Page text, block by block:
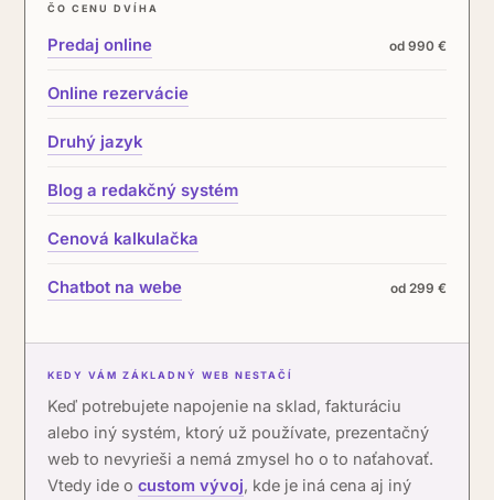
ČO CENU DVÍHA
Predaj online od 990 €
Online rezervácie
Druhý jazyk
Blog a redakčný systém
Cenová kalkulačka
Chatbot na webe od 299 €
KEDY VÁM ZÁKLADNÝ WEB NESTAČÍ
Keď potrebujete napojenie na sklad, fakturáciu
alebo iný systém, ktorý už používate, prezentačný
web to nevyrieši a nemá zmysel ho o to naťahovať.
Vtedy ide o custom vývoj, kde je iná cena aj iný